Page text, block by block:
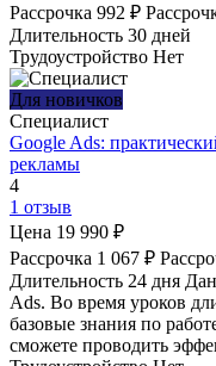
Рассрочка 992 ₽
Длительность 30 дней
Трудоустройство Нет
Для новичков
Специалист
Google Ads:
рекламы
4
1 отзыв
Цена 19 990 ₽
Рассрочка 1 067 ₽
Длительность 24 дня
Ads. Во время уроков
базовые знания по
сможете проводить